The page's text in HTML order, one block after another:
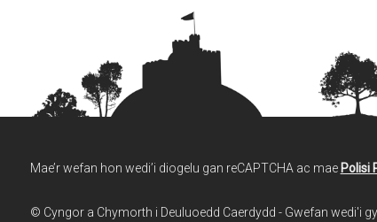
Mae’r wefan hon wedi’i diogelu gan reCAPTCHA ac mae Polisi
© Cyngor a Chymorth i Deuluoedd Caerdydd - Gwefan wedi'i